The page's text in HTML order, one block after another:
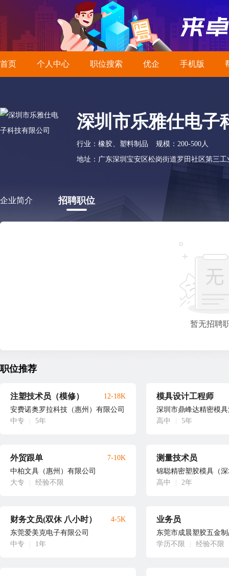
首页 个人中心 职位搜索 优企 手机版
深圳市乐雅仕电子
行业：橡胶、塑料制品
规模：200-500人
地址：广东深圳宝安区松岗街道罗田社区第三
企业简介 招聘职位
暂无招聘
职位推荐
注塑技术员（模修）
安费诺奥罗拉科技（惠州）有限公司
中专
5年
12-18K 模具设计工程师
深圳市鼎峰达精密模
高中
5年
外贸跟单
中柏文具（惠州）有限公司
大专
经验不限
7-10K 测量技术员
锦聪精密塑胶模具（
高中
2年
财务文员(双休 八小时）
东莞爱美克电子有限公司
中专
1年
4-5K 业务员
东莞市成晨塑胶五金
学历不限
经验不限